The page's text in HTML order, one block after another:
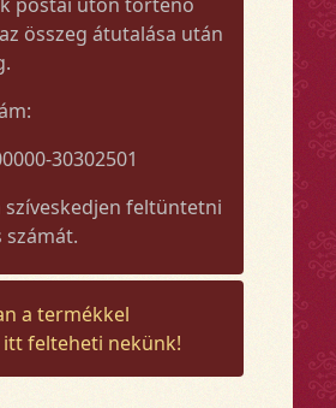
összeg átutalása után
30302501
szíveskedjen feltüntetni
számát.
a termékkel
felteheti nekünk!